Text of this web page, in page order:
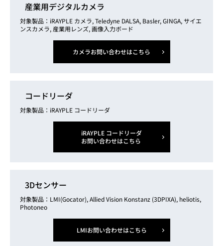
産業用デジタルカメラ
対象製品：iRAYPLE カメラ, Teledyne DALSA, Basler, GINGA, サイエ
ンスカメラ, 産業用レンズ, 画像入力ボード
カメラお問い合わせはこちら
コードリーダ
対象製品：iRAYPLE コードリーダ
iRAYPLE コードリーダ
お問い合わせはこちら
3Dセンサー
対象製品：LMI(Gocator), Allied Vision Konstanz (3DPIXA), heliotis,
Photoneo
LMIお問い合わせはこちら